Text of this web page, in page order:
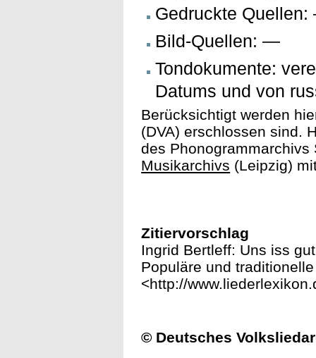
Gedruckte
Bild-Quellen: —
Tondokumente:
Datums und von
Berücksichtigt werden
(DVA) erschlossen sind.
des
Musikarchivs (Leipzig)
Zitiervorschlag
Ingrid Bertleff: Uns iss
Populäre und
<http://
© Deutsches